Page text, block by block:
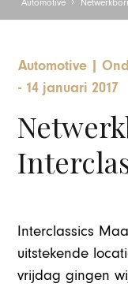
Automotive
Automotive
- 14 januari 2017
Interclassics
uitstekende
vrijdag gingen